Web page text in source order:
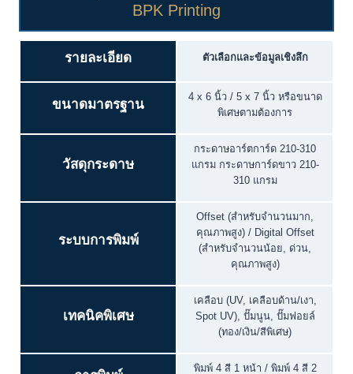
BPK Printing
รายละเอียด ตัวเลือกและข้อมูลเชิงลึก
ขนาดมาตรฐาน
4 x 6 นิ้ว / 5 x 7 นิ้ว หรือขนาด
พิเศษตามต้องการ
วัสดุกระดาษ
กระดาษอาร์ตการ์ด 210-310
แกรม กระดาษการ์ดขาว 210-
310 แกรม
ระบบการพิมพ์
Offset (สำหรับจำนวนมาก,
คุณภาพสูง) / Digital Offset
(สำหรับจำนวนน้อย, ด่วน,
คุณภาพสูง)
เทคนิคพิเศษ
เคลือบ (UV, เคลือบด้าน/เงา,
Spot UV), ปั๊มนูน, ปั๊มฟอยล์
(ทอง/เงิน/สีพิเศษ)
พิมพ์ 4 สี 1 หน้า / พิมพ์ 4 สี 2